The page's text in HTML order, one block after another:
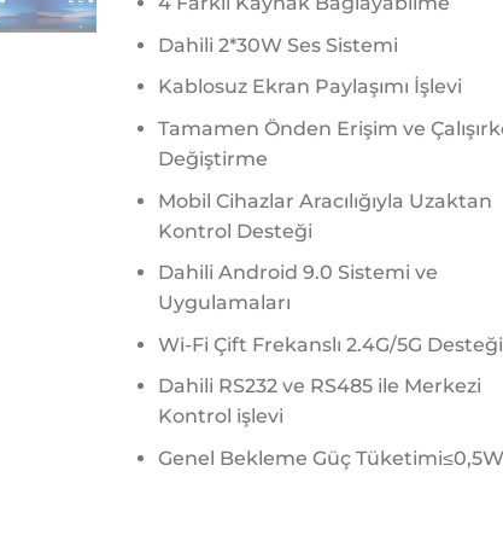
Dahili 2*30W Ses Sistemi
Kablosuz Ekran Paylaşımı İşlevi
Tamamen Önden Erişim ve
Değiştirme
Mobil Cihazlar Aracılığıyla Uzaktan
Kontrol Desteği
Dahili Android 9.0 Sistemi ve
Uygulamaları
Wi-Fi Çift Frekanslı 2.4G/5G Desteği
Dahili RS232 ve RS485 ile Merkezi
Kontrol işlevi
Genel Bekleme Güç Tüketimi≤0,5W